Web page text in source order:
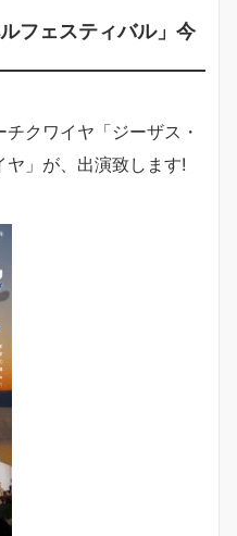
フェスティバル」今
クワイヤ「ジーザス・
」が、出演致します!